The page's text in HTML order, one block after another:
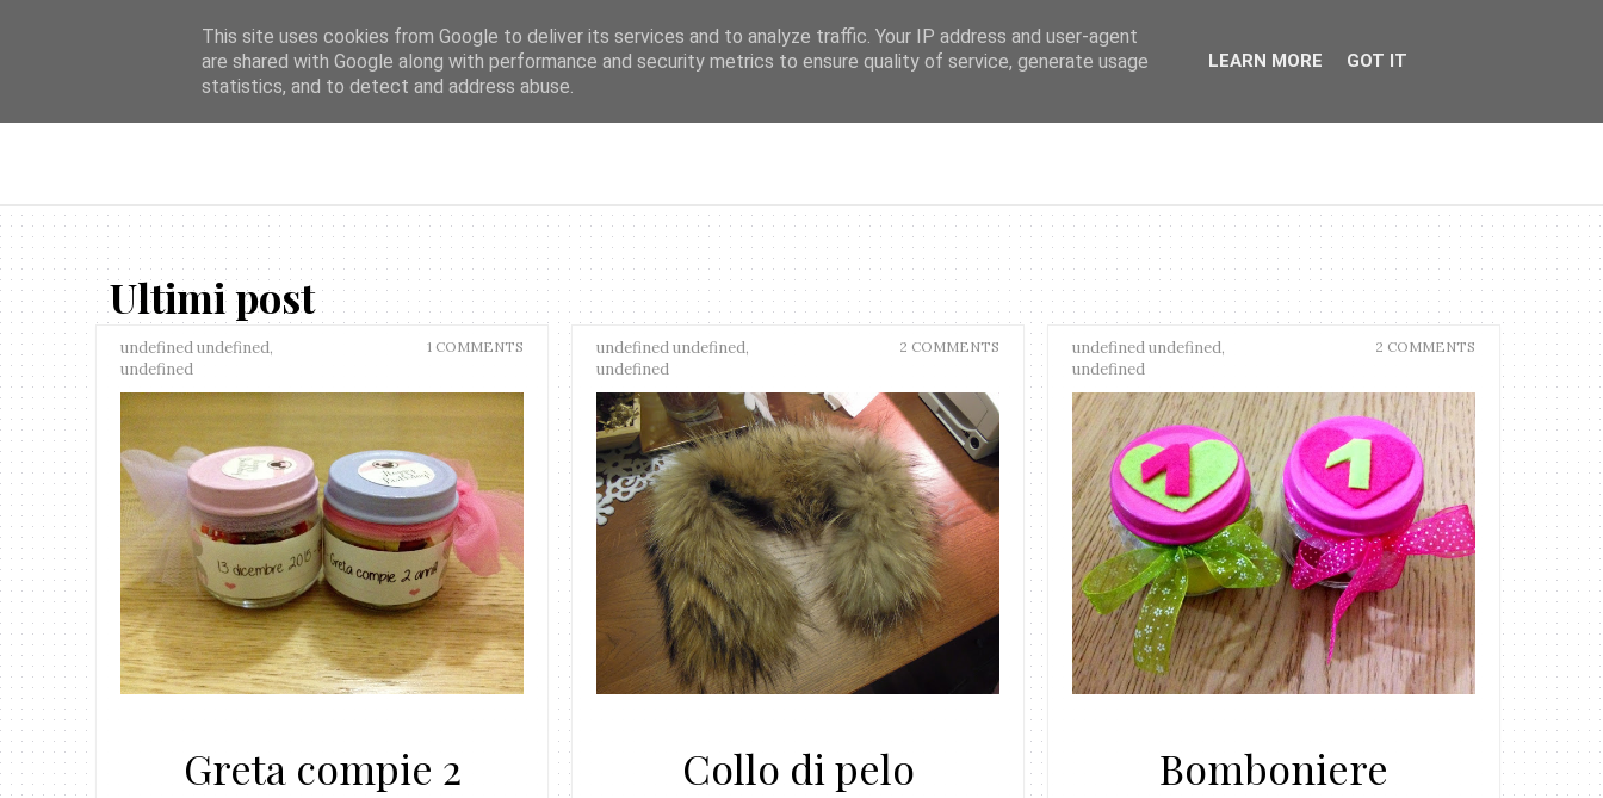
𝔀𝔀𝔀.𝓹𝓲𝓷𝓴𝓼𝓹𝓪𝓬𝓮.𝓲𝓽
Home page
Ultimi post
undefined undefined,
undefined
1 COMMENTS
Greta compie 2
undefined undefined,
undefined
2 COMMENTS
Collo di pelo
undefined undefined,
undefined
2 COMMENTS
Bomboniere
This site uses cookies from Google to deliver its services and to analyze traffic. Your IP address and user-agent
are shared with Google along with performance and security metrics to ensure quality of service, generate usage
statistics, and to detect and address abuse.
LEARN MORE GOT IT